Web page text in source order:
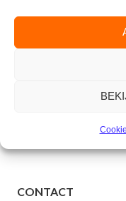
In de pauze is er
lezing kunt u nog
informatie dan kunt
CONTACT